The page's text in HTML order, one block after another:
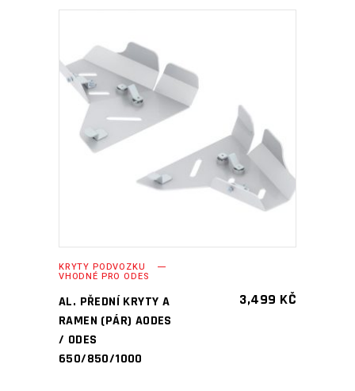
PŘIDAT DO KOŠÍKU
KRYTY PODVOZKU
VHODNÉ PRO ODES
AL. PŘEDNÍ KRYTY A
RAMEN (PÁR) AODES
/ ODES
650/850/1000
3,499 KČ